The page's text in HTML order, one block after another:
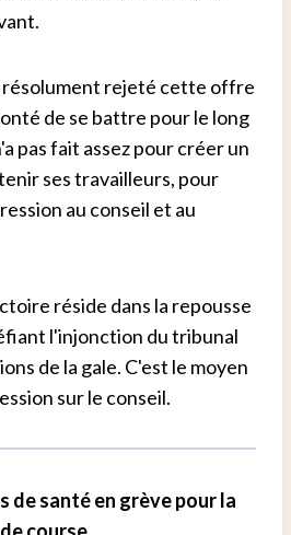
résolument rejeté cette offre
de se battre pour le long
pas fait assez pour créer un
ses travailleurs, pour
au conseil et au
réside dans la repousse
l'injonction du tribunal
de la gale. C'est le moyen
sur le conseil.
de santé en grève pour la